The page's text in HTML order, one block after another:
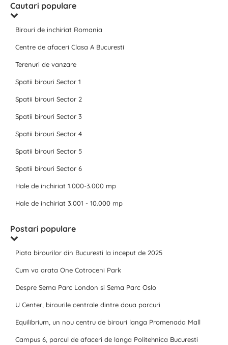
Cautari populare
Birouri de inchiriat Romania
Centre de afaceri Clasa A Bucuresti
Terenuri de vanzare
Spatii birouri Sector 1
Spatii birouri Sector 2
Spatii birouri Sector 3
Spatii birouri Sector 4
Spatii birouri Sector 5
Spatii birouri Sector 6
Hale de inchiriat 1.000-3.000 mp
Hale de inchiriat 3.001 - 10.000 mp
Postari populare
Piata birourilor din Bucuresti la inceput de 2025
Cum va arata One Cotroceni Park
Despre Sema Parc London si Sema Parc Oslo
U Center, birourile centrale dintre doua parcuri
Equilibrium, un nou centru de birouri langa Promenada Mall
Campus 6, parcul de afaceri de langa Politehnica Bucuresti